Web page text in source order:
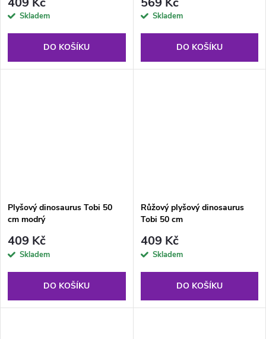
Skladem
DO KOŠÍKU
Skladem
DO KOŠÍKU
Plyšový dinosaurus Tobi 50
cm modrý
409 Kč
Skladem
DO KOŠÍKU
Růžový plyšový dinosaurus
Tobi 50 cm
409 Kč
Skladem
DO KOŠÍKU